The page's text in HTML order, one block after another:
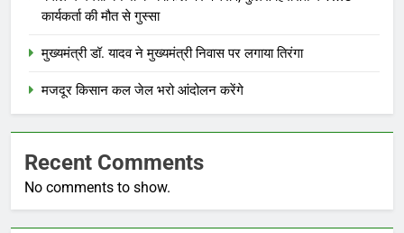
कार्यकर्ता की मौत से गुस्सा
मुख्यमंत्री डॉ. यादव ने मुख्यमंत्री निवास पर लगाया तिरंगा
मजदूर किसान कल जेल भरो आंदोलन करेंगे
Recent Comments
No comments to show.